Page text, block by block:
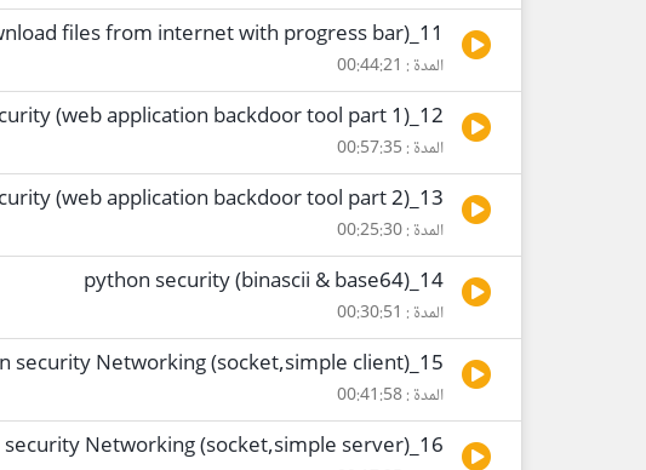
11_python security (download files from internet with progress bar)
المدة : 00:44:21
12_python security (web application backdoor tool part 1)
المدة : 00:57:35
13_python security (web application backdoor tool part 2)
المدة : 00:25:30
14_python security (binascii & base64)
المدة : 00:30:51
15_python security Networking (socket,simple client)
المدة : 00:41:58
16_python security Networking (socket,simple server)